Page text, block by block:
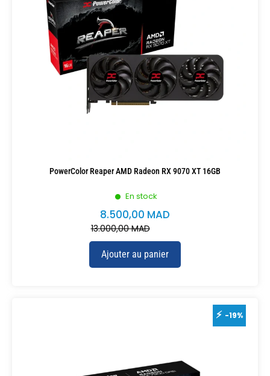
En stock
PowerColor Reaper AMD Radeon RX 9070 XT 16GB
13.000,00MAD
8.500,00 MAD
Ajouter au panier
-19%